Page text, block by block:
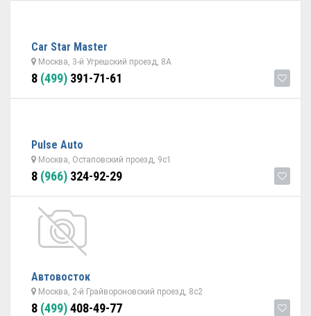
Car Star Master
Москва, 3-й Угрешский проезд, 8А
8 (499) 391-71-61
Pulse Auto
Москва, Остаповский проезд, 9с1
8 (966) 324-92-29
Автовосток
Москва, 2-й Грайвороновский проезд, 8с2
8 (499)408-49-77